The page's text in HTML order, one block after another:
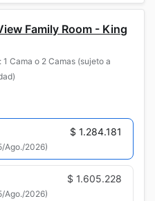
Family Room - King
1 Cama o 2 Camas (sujeto a
$ 1.284.181
Ago./2026)
$ 1.605.228
Ago./2026)